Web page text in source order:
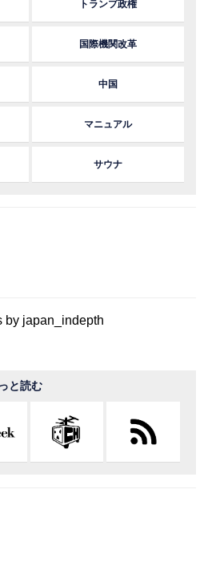
トランプ政権
国際機関改革
中国
マニュアル
サウナ
by japan_indepth
と読む